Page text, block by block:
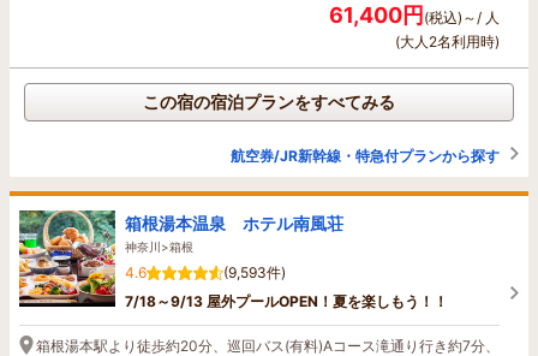
61,400円(税込)～/ 人
(大人2名利用時)
この宿の宿泊プランをすべてみる
航空券/JR新幹線・特急付プランから探す
箱根湯本温泉 ホテル南風荘
神奈川>箱根
4.6
(9,593件)
7/18～9/13 屋外プールOPEN！夏を楽しもう！！
箱根湯本駅より徒歩約20分、巡回バス(有料)Aコース滝通り行き約7分、